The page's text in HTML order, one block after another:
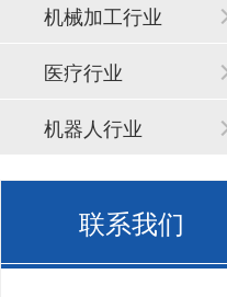
机械加工行业
医疗行业
机器人行业
联系我们